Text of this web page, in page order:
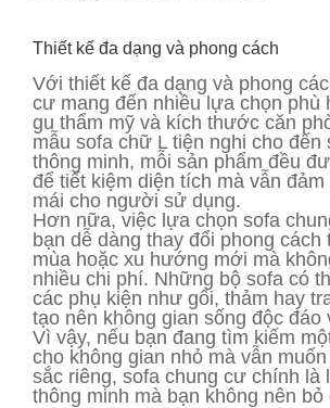
Thiết kế đa dạng và phong cách
Với thiết kế đa dạng và phong
cư mang đến nhiều lựa chọn phù
gu thẩm mỹ và kích thước căn
mẫu sofa chữ L tiện nghi cho đến
thông minh, mỗi sản phẩm đều
để tiết kiệm diện tích mà vẫn
mái cho người sử dụng.
Hơn nữa, việc lựa chọn sofa
bạn dễ dàng thay đổi phong cách
mùa hoặc xu hướng mới mà
nhiều chi phí. Những bộ sofa có
các phụ kiện như gối, thảm hay
tạo nên không gian sống độc đáo
Vì vậy, nếu bạn đang tìm kiếm
cho không gian nhỏ mà vẫn
sắc riêng, sofa chung cư chính là
thông minh mà bạn không nên bỏ